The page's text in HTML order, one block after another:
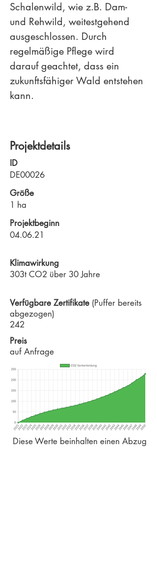
Schalenwild, wie z.B. Dam-
und Rehwild, weitestgehend
ausgeschlossen. Durch
regelmäßige Pflege wird
darauf geachtet, dass ein
zukunftsfähiger Wald entstehen
kann.
Projektdetails
ID
DE00026
Größe
1 ha
Projektbeginn
04.06.21
Klimawirkung
303t CO2 über 30 Jahre
Verfügbare Zertifikate (Puffer bereits
abgezogen)
242
Preis
auf Anfrage
Diese Werte beinhalten einen Abzug